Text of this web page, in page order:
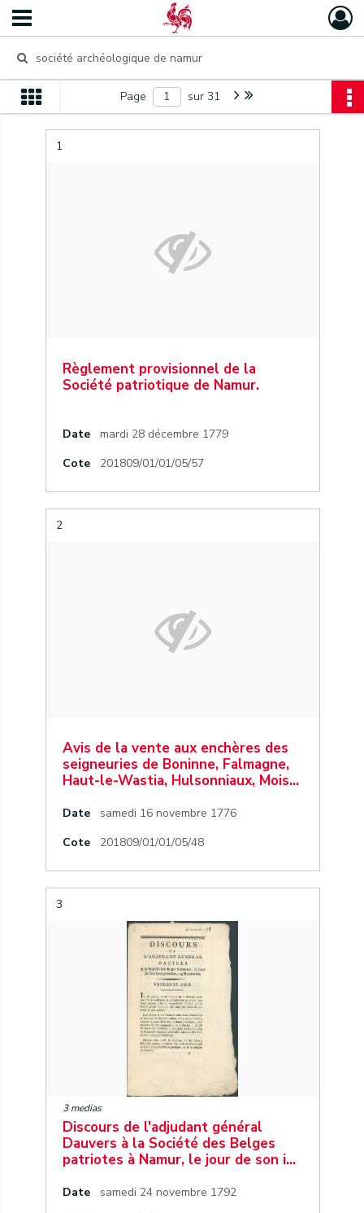
Page sur 31
1
Règlement provisionnel de la
Société patriotique de Namur.
Date
mardi 28 décembre 1779
Cote
201809/01/01/05/57
2
Avis de la vente aux enchères des
seigneuries de Boninne, Falmagne,
Haut-le-Wastia, Hulsonniaux, Mois…
Date
samedi 16 novembre 1776
Cote
201809/01/01/05/48
3
3 medias
Discours de l'adjudant général
Dauvers à la Société des Belges
patriotes à Namur, le jour de son i…
Date
samedi 24 novembre 1792